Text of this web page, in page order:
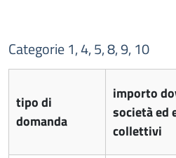
Categorie 1, 4, 5, 8, 9, 10
tipo di
domanda
importo
società ed
collettivi